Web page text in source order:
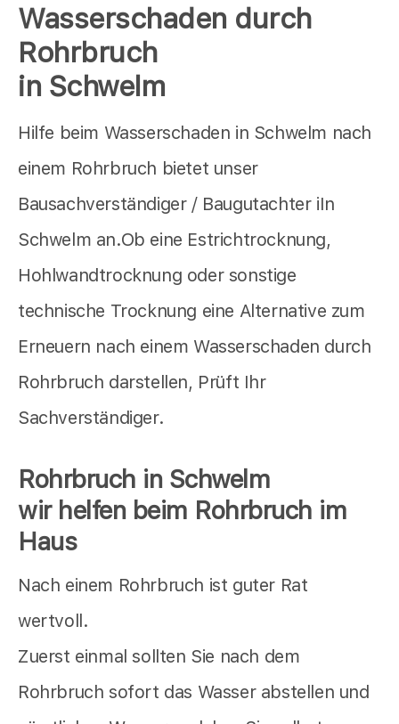
Wasserschaden durch
Rohrbruch
in Schwelm
Hilfe beim Wasserschaden in Schwelm nach
einem Rohrbruch bietet unser
Bausachverständiger / Baugutachter iIn
Schwelm an.Ob eine Estrichtrocknung,
Hohlwandtrocknung oder sonstige
technische Trocknung eine Alternative zum
Erneuern nach einem Wasserschaden durch
Rohrbruch darstellen, Prüft Ihr
Sachverständiger.
Rohrbruch in Schwelm
wir helfen beim Rohrbruch im
Haus
Nach einem Rohrbruch ist guter Rat
wertvoll.
Zuerst einmal sollten Sie nach dem
Rohrbruch sofort das Wasser abstellen und